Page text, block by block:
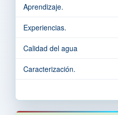
Aprendizaje.
Experiencias.
Calidad del agua
Caracterización.